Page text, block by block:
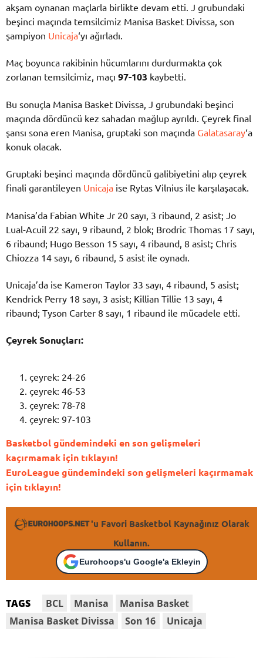
akşam oynanan maçlarla birlikte devam etti. J grubundaki
beşinci maçında temsilcimiz Manisa Basket Divissa, son
şampiyon Unicaja‘yı ağırladı.
Maç boyunca rakibinin hücumlarını durdurmakta çok
zorlanan temsilcimiz, maçı 97-103 kaybetti.
Bu sonuçla Manisa Basket Divissa, J grubundaki beşinci
maçında dördüncü kez sahadan mağlup ayrıldı. Çeyrek final
şansı sona eren Manisa, gruptaki son maçında Galatasaray‘a
konuk olacak.
Gruptaki beşinci maçında dördüncü galibiyetini alıp çeyrek
finali garantileyen Unicaja ise Rytas Vilnius ile karşılaşacak.
Manisa’da Fabian White Jr 20 sayı, 3 ribaund, 2 asist; Jo
Lual-Acuil 22 sayı, 9 ribaund, 2 blok; Brodric Thomas 17 sayı,
6 ribaund; Hugo Besson 15 sayı, 4 ribaund, 8 asist; Chris
Chiozza 14 sayı, 6 ribaund, 5 asist ile oynadı.
Unicaja’da ise Kameron Taylor 33 sayı, 4 ribaund, 5 asist;
Kendrick Perry 18 sayı, 3 asist; Killian Tillie 13 sayı, 4
ribaund; Tyson Carter 8 sayı, 1 ribaund ile mücadele etti.
Çeyrek Sonuçları:
çeyrek: 24-26
çeyrek: 46-53
çeyrek: 78-78
çeyrek: 97-103
Basketbol gündemindeki en son gelişmeleri
kaçırmamak için tıklayın!
EuroLeague gündemindeki son gelişmeleri kaçırmamak
için tıklayın!
'u Favori Basketbol Kaynağınız Olarak
Kullanın.
Eurohoops'u Google'a Ekleyin
TAGS BCL Manisa
Manisa Basket
Manisa Basket Divissa
Son 16 Unicaja